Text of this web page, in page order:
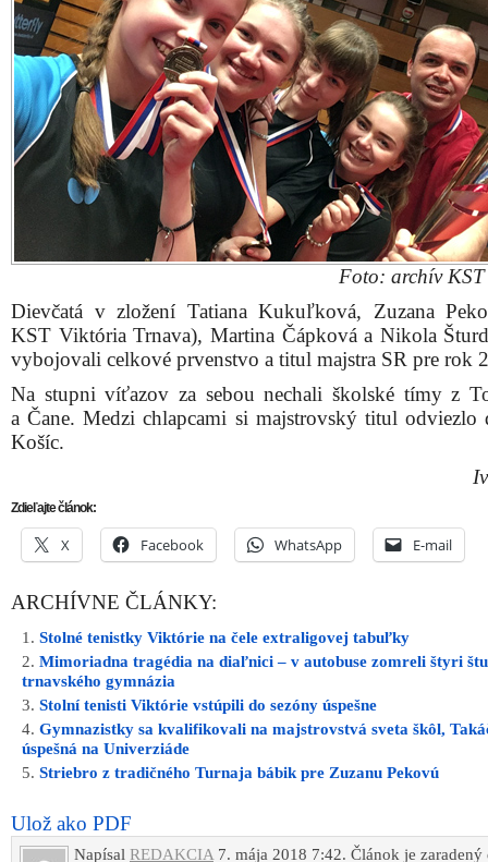
Foto: archív
Dievčatá v zložení Tatiana Kukuľková, Zuzana
KST Viktória Trnava), Martina Čápková a Nikola
vybojovali celkové prvenstvo a titul majstra SR pre rok
Na stupni víťazov za sebou nechali školské tímy z
a Čane. Medzi chlapcami si majstrovský titul odviezlo
Košíc.
Zdieľajte článok:
X Facebook WhatsApp E-mail
ARCHÍVNE ČLÁNKY:
Stolné tenistky Viktórie na čele extraligovej tabuľky
Mimoriadna tragédia na diaľnici – v autobuse zomreli štyri
trnavského gymnázia
Stolní tenisti Viktórie vstúpili do sezóny úspešne
Gymnazistky sa kvalifikovali na majstrovstvá sveta škôl,
úspešná na Univerziáde
Striebro z tradičného Turnaja bábik pre Zuzanu Pekovú
Ulož ako PDF
Napísal REDAKCIA7. mája 2018 7:42. Článok je zaradený